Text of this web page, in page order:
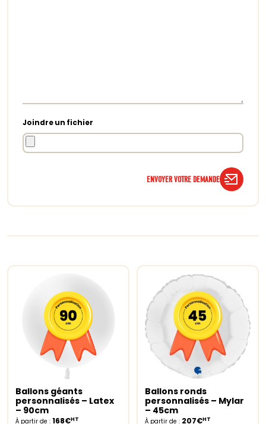
Joindre un fichier
ENVOYER VOTRE DEMANDE
Select options
Ballons géants
personnalisés – Latex
– 90cm
À partir de : 168€HT
Select options
Ballons ronds
personnalisés – Mylar
– 45cm
À partir de : 207€HT